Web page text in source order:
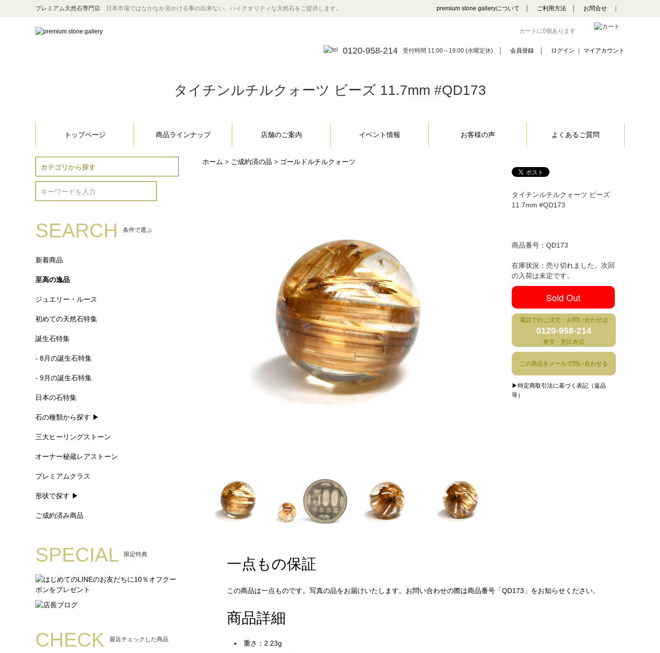
プレミアム天然石専門店 日本市場ではなかなか見かける事の出来ない、ハイクオリティな天然石をご提供します。 premium stone galleryについて ご利用方法 お問合せ
カートに0個あります
0120-958-214 受付時間 11:00～19:00 (水曜定休) 会員登録 ログイン ｜ マイアカウント
タイチンルチルクォーツ ビーズ 11.7mm #QD173
トップページ 商品ラインナップ 店舗のご案内 イベント情報 お客様の声 よくあるご質問
SEARCH 条件で選ぶ
新着商品
至高の逸品
ジュエリー・ルース
初めての天然石特集
誕生石特集
- 8月の誕生石特集
- 9月の誕生石特集
日本の石特集
石の種類から探す ▶
三大ヒーリングストーン
オーナー秘蔵レアストーン
プレミアムクラス
形状で探す ▶
ご成約済み商品
SPECIAL 限定特典
CHECK 最近チェックした商品
ホーム > ご成約済の品 > ゴールドルチルクォーツ
タイチンルチルクォーツ ビーズ
11.7mm #QD173
商品番号： QD173
在庫状況：売り切れました。次回
の入荷は未定です。
Sold Out
電話でのご注文・お問い合わせは
0120-958-214
東京・恵比寿店
この商品をメールで問い合わせる
▶特定商取引法に基づく表記（返品
等）
一点もの保証
この商品は一点ものです。写真の品をお届けいたします。お問い合わせの際は商品番号「QD173」をお知らせください。
商品詳細
重さ：2.23g